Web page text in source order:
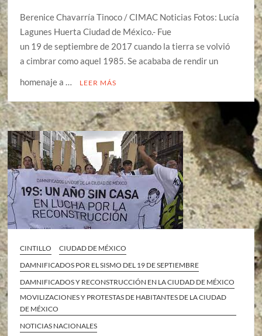
Berenice Chavarría Tinoco / CIMAC Noticias Fotos: Lucía
Lagunes Huerta Ciudad de México.- Fue
un 19 de septiembre de 2017 cuando la tierra se volvió
a cimbrar como aquel 1985. Se acababa de rendir un
homenaje a …
LEER MÁS
CINTILLO
CIUDAD DE MÉXICO
DAMNIFICADOS POR EL SISMO DEL 19 DE SEPTIEMBRE
DAMNIFICADOS Y RECONSTRUCCIÓN EN LA CIUDAD DE MÉXICO
MOVILIZACIONES Y PROTESTAS DE HABITANTES DE LA CIUDAD
DE MÉXICO
NOTICIAS NACIONALES